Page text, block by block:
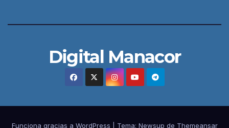
Digital Manacor
Funciona gracias a WordPress Tema: Newsup de Themeansar